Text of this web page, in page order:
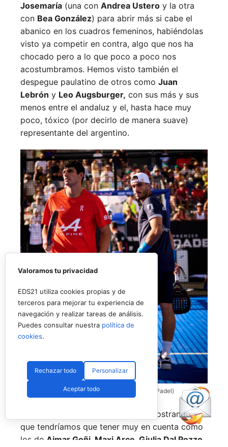
Josemaría (una con Andrea Ustero y la otra
con Bea González) para abrir más si cabe el
abanico en los cuadros femeninos, habiéndolas
visto ya competir en contra, algo que nos ha
chocado pero a lo que poco a poco nos
acostumbramos. Hemos visto también el
despegue paulatino de otros como Juan
Lebrón y Leo Augsburger, con sus más y sus
menos entre el andaluz y el, hasta hace muy
poco, tóxico (por decirlo de manera suave)
representante del argentino.
Coello y Galán, dos rivales fantásticos (Premier Padel)
Nombres propios que se han ido mostrando y
que tendríamos que tener muy en cuenta como
los de Aimar Goñi, Maxi Arce, Giulia Dal Pozzo,
Valoramos tu privacidad
EDS21 utiliza cookies propias y de
terceros para mejorar tu experiencia de
navegación y realizar tareas de análisis.
Puedes consultar nuestra política de
cookies.
Rechazar todo Personalizar
Aceptar todo